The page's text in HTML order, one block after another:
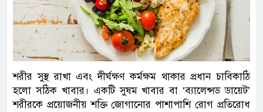
শরীর সুস্থ রাখা এবং দীর্ঘক্ষণ কর্মক্ষম থাকার প্রধান চাবিকাঠি
হলো সঠিক খাবার। একটি সুষম খাবার বা ‘ব্যালেন্সড ডায়েট’
শরীরকে প্রয়োজনীয় শক্তি জোগানোর পাশাপাশি রোগ প্রতিরোধ